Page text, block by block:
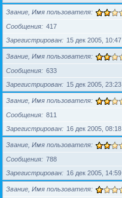
Звание, Имя пользователя
Сообщения
417
Зарегистрирован
15 дек 2005, 10:47
Звание, Имя пользователя
Сообщения
633
Зарегистрирован
15 дек 2005, 23:23
Звание, Имя пользователя
Сообщения
811
Зарегистрирован
16 дек 2005, 08:18
Звание, Имя пользователя
Сообщения
788
Зарегистрирован
16 дек 2005, 14:59
Звание, Имя пользователя